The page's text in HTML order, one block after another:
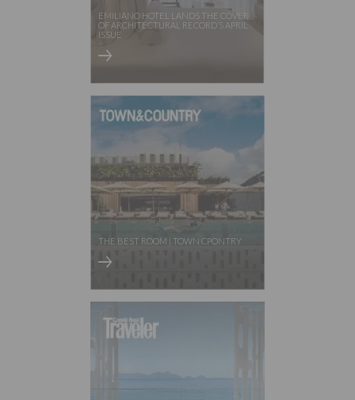
EMILIANO HOTEL LANDS THE COVER
OF ARCHITECTURAL RECORD’S APRIL
ISSUE
THE BEST ROOM | TOWN CPONTRY